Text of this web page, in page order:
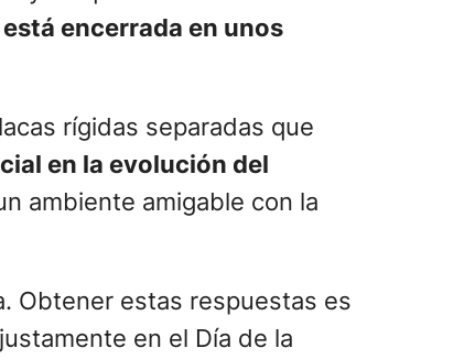
encerrada en unos
rígidas separadas que
en la evolución del
ambiente amigable con la
Obtener estas respuestas es
en el Día de la